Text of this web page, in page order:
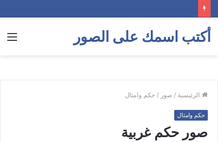
أكتب اسمك على الصور
الرئيسية / صور / حكم وامثال
حكم وامثال
صور حكم غربية